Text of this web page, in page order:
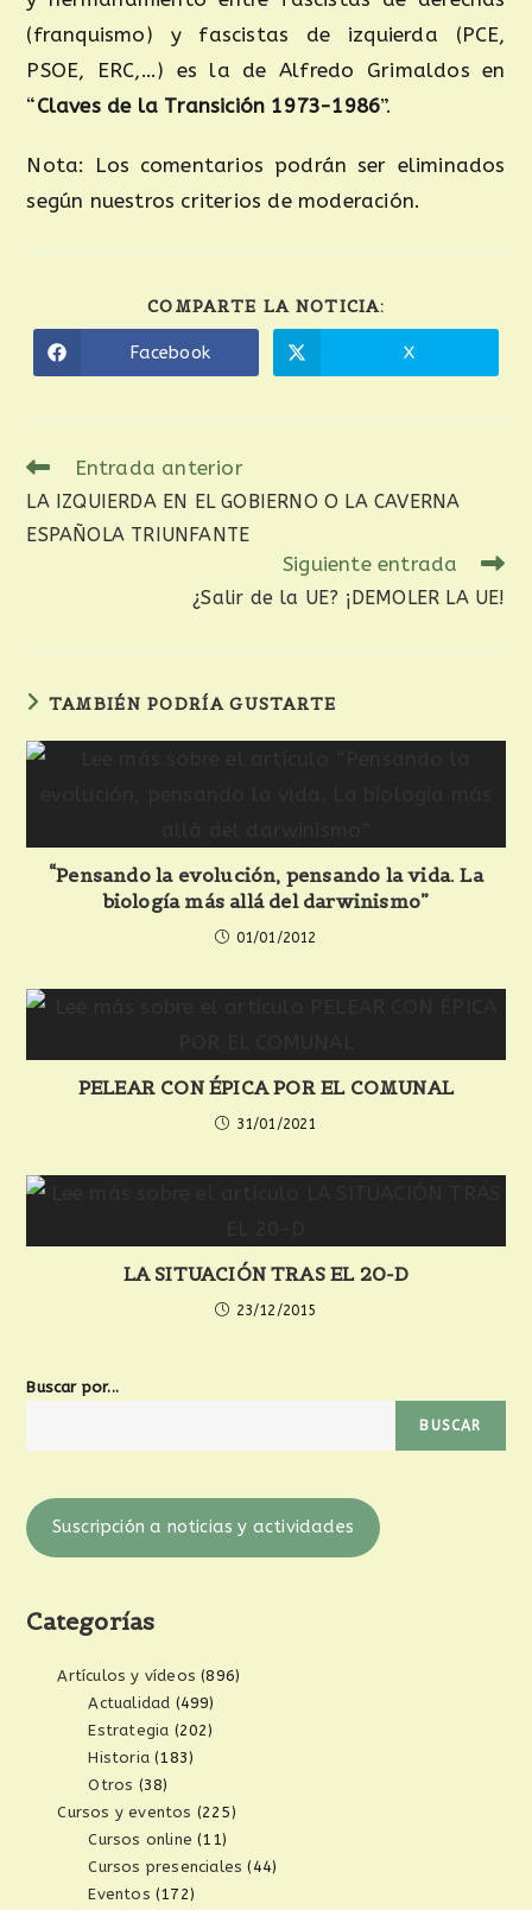
(franquismo) y fascistas de izquierda (PCE,
PSOE, ERC,…) es la de Alfredo Grimaldos en
“Claves de la Transición 1973-1986”.
Nota: Los comentarios podrán ser eliminados
según nuestros criterios de moderación.
COMPARTE LA NOTICIA:
Facebook X
Entrada anterior
LA IZQUIERDA EN EL GOBIERNO O LA CAVERNA
ESPAÑOLA TRIUNFANTE
Siguiente entrada
¿Salir de la UE? ¡DEMOLER LA UE!
TAMBIÉN PODRÍA GUSTARTE
“Pensando la evolución, pensando la vida. La
biología más allá del darwinismo”
01/01/2012
PELEAR CON ÉPICA POR EL COMUNAL
31/01/2021
LA SITUACIÓN TRAS EL 20-D
23/12/2015
Buscar por...
BUSCAR
Suscripción a noticias y actividades
Categorías
Artículos y vídeos (896)
Actualidad (499)
Estrategia (202)
Historia (183)
Otros (38)
Cursos y eventos (225)
Cursos online (11)
Cursos presenciales (44)
Eventos (172)